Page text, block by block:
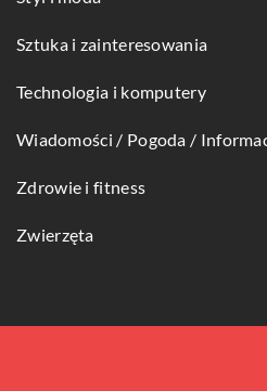
Sztuka i zainteresowania
Technologia i komputery
Wiadomości / Pogoda /
Zdrowie i fitness
Zwierzęta